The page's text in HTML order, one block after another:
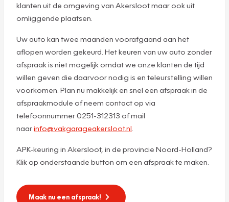
klanten uit de omgeving van Akersloot maar ook uit
omliggende plaatsen.
Uw auto kan twee maanden voorafgaand aan het
aflopen worden gekeurd. Het keuren van uw auto zonder
afspraak is niet mogelijk omdat we onze klanten de tijd
willen geven die daarvoor nodig is en teleurstelling willen
voorkomen. Plan nu makkelijk en snel een afspraak in de
afspraakmodule of neem contact op via
telefoonnummer 0251-312313 of mail
naarinfo@vakgarageakersloot.nl
APK-keuring in Akersloot, in de provincie Noord-Holland?
Klik op onderstaande button om een afspraak te maken.
Maak nu een afspraak!